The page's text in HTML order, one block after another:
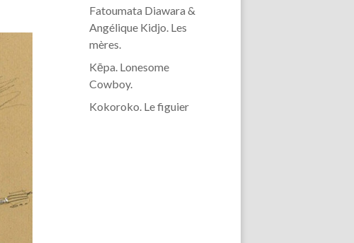
Fatoumata Diawara &
Angélique Kidjo. Les
mères.
Kēpa. Lonesome
Cowboy.
Kokoroko. Le figuier